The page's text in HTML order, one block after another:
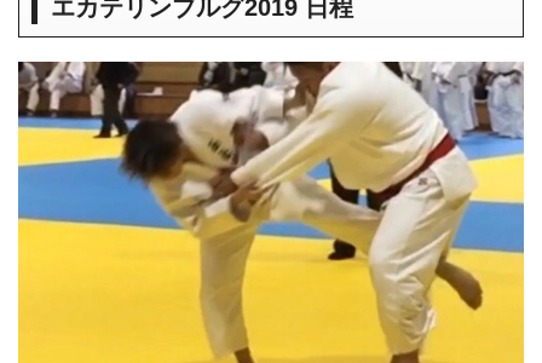
エカテリンブルグ2019 日程